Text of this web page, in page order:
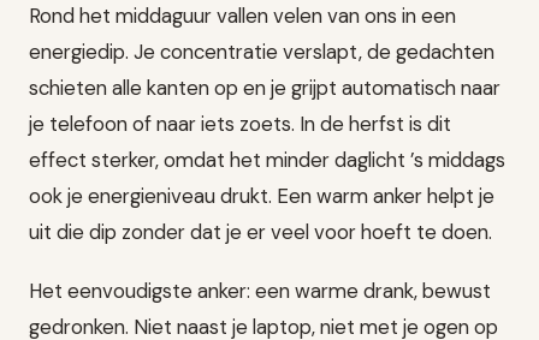
Rond het middaguur vallen velen van ons in een
energiedip. Je concentratie verslapt, de gedachten
schieten alle kanten op en je grijpt automatisch naar
je telefoon of naar iets zoets. In de herfst is dit
effect sterker, omdat het minder daglicht ’s middags
ook je energieniveau drukt. Een warm anker helpt je
uit die dip zonder dat je er veel voor hoeft te doen.
Het eenvoudigste anker: een warme drank, bewust
gedronken. Niet naast je laptop, niet met je ogen op